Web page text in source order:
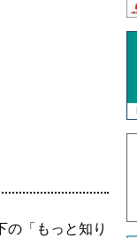
「もっと知り